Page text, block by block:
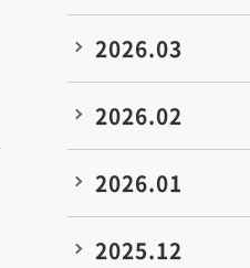
2026.03
2026.02
2026.01
2025.12